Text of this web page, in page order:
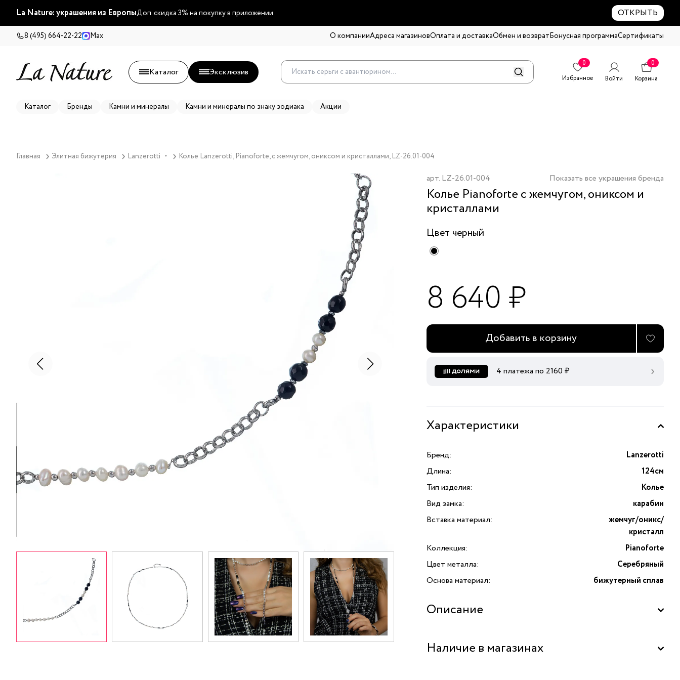
La Nature: украшения из ЕвропыДоп. скидка 3% на покупку в приложении ОТКРЫТЬ
8 (495) 664-22-22 Max О компанииАдреса магазиновОплата и доставкаОбмен и возвратБонусная программаСертификаты
Каталог Эксклюзив
0
Избранное
Войти
0
Корзина
Каталог Бренды Камни и минералы Камни и минералы по знаку зодиака Акции
Главная Элитная бижутерия Lanzerotti ▼ Колье Lanzerotti, Pianoforte, с жемчугом, ониксом и кристаллами, LZ-26.01-004
арт. LZ-26.01-004 Показать все украшения бренда
Колье Pianoforte с жемчугом, ониксом и
кристаллами
Цвет черный
8 640 ₽
Добавить в корзину
4 платежа по 2160 ₽
Характеристики
Бренд:
Lanzerotti
Длина:
124см
Тип изделия:
Колье
Вид замка:
карабин
Вставка материал:
жемчуг/оникс/
кристалл
Коллекция:
Pianoforte
Цвет металла:
Серебряный
Основа материал:
бижутерный сплав
Описание
Lanzerotti — это изысканное украшение, созданное для ценителей
Наличие в магазинах